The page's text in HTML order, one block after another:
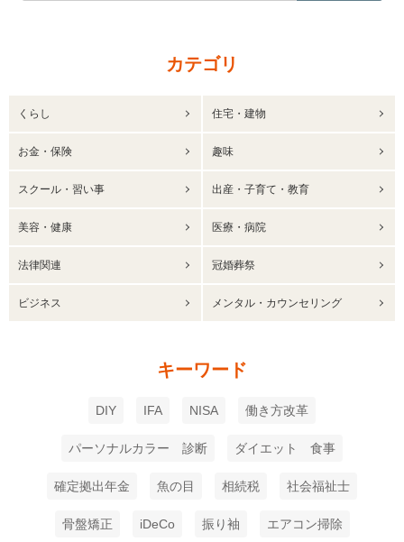
カテゴリ
くらし 住宅・建物
お金・保険 趣味
スクール・習い事 出産・子育て・教育
美容・健康 医療・病院
法律関連 冠婚葬祭
ビジネス メンタル・カウンセリング
キーワード
DIY IFA NISA 働き方改革
パーソナルカラー 診断 ダイエット 食事
確定拠出年金 魚の目 相続税 社会福祉士
骨盤矯正 iDeCo 振り袖 エアコン掃除